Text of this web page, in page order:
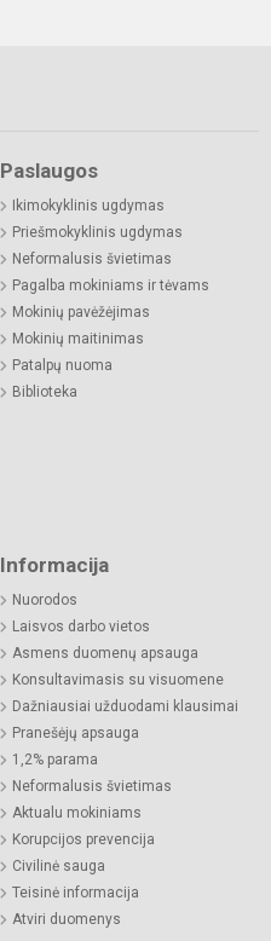
Paslaugos
Ikimokyklinis ugdymas
Priešmokyklinis ugdymas
Neformalusis švietimas
Pagalba mokiniams ir tėvams
Mokinių pavėžėjimas
Mokinių maitinimas
Patalpų nuoma
Biblioteka
Informacija
Nuorodos
Laisvos darbo vietos
Asmens duomenų apsauga
Konsultavimasis su visuomene
Dažniausiai užduodami klausimai
Pranešėjų apsauga
1,2% parama
Neformalusis švietimas
Aktualu mokiniams
Korupcijos prevencija
Civilinė sauga
Teisinė informacija
Atviri duomenys